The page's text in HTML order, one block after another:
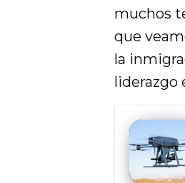
muchos
que
la
liderazgo